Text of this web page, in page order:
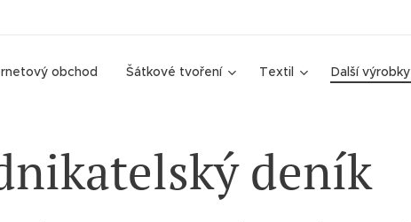
obchod Šátkové tvoření Textil Další výrobky
deník